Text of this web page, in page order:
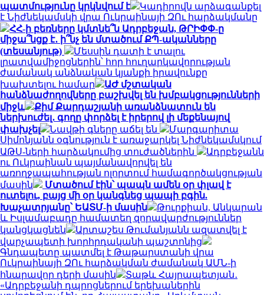
պատմությունը կրկնվում է
Կադիրովն արձագանքել
է Նիժնեկամսկի վրա Ուկրաինայի ԶՈւ հարձակմանը
ՀՀ-ի բեռները կմտնե՞ն Ադրբեջան, ԹՐԻՓՓ-ը
միջա՞նցք է․ ի՞նչ են մտածում ՔՊ-ականները
(տեսանյութ)
Մեսսին դատի է տալու
լրատվամիջոցներին՝ հոր հուղարկավորության
ժամանակ անձնական կյանքի իրավունքը
խախտելու համար
ԱԺ մշտական
հանձնաժողովները բաշխվել են խմբակցությունների
միջև
Քիմ Քարդաշյանի առանձնատուն են
ներխուժել․ գողը փորձել է իրերով լի մեքենայով
փախչել
Նավթի գները աճել են
Մարգարիտա
Սիմոնյանն օգնություն է առաջարկել Նիժնեկամսկում
ԱԹՍ-ների հարձակումից տուժածներին
Ադրբեջանն
ու Ուկրաինան պայմանավորվել են
առողջապահության ոլորտում համագործակցության
մասին
Մտածում էին՝ պապն ամեն օր փլավ է
ուտելու, բայց մի օր կանգնեց պապի բգին.
Խաչատրյանը՝ ԵԱՏՄ-ի մասին
Թուրքիան, Անկարան
և Իսլամաբադը համատեղ զորավարժություններ
կանցկացնեն
Արտաշես Թումանյանն ազատվել է
վարչապետի խորհրդականի պաշտոնից
Գնդապետը պատմել է Թաթարստանի վրա
Ուկրաինայի ԶՈւ հարձակման ժամանակ ԱՄՆ-ի
հնարավոր դերի մասին
Տաթև Հայրապետյան․
«Ադրբեջանի դպրոցներում երեխաներին